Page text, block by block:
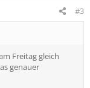
#3
Freitag gleich
genauer